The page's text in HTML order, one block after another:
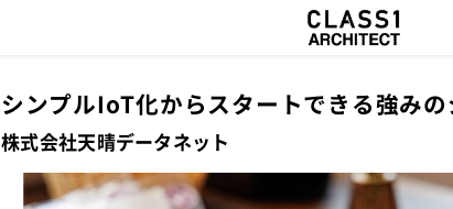
シンプルIoT化からスタートできる強みの
株式会社天晴データネット